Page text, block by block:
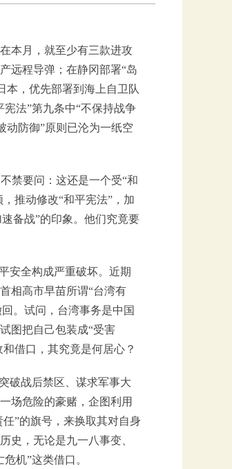
本月，就至少有三款进攻
远程导弹；在静冈部署“岛
本，优先部署到海上自卫队
法”第九条中“不保持战争
动防御”原则已沦为一纸空
禁要问：这还是一个受“和
推动修改“和平宪法”，加
备战”的印象。他们究竟要
安全构成严重破坏。近期
相高市早苗所谓“台湾有
。试问，台湾事务是中国
图把自己包装成“受害
借口，其究竟是何居心？
破战后禁区、谋求军事大
场危险的豪赌，企图利用
”的旗号，来换取其对自身
史，无论是九一八事变、
机”这类借口。